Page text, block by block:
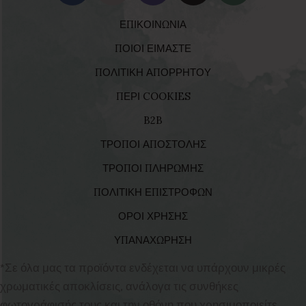
ΕΠΙΚΟΙΝΩΝΙΑ
ΠΟΙΟΙ ΕΙΜΑΣΤΕ
ΠΟΛΙΤΙΚΗ ΑΠΟΡΡΗΤΟΥ
ΠΕΡΙ COOKIES
B2B
ΤΡΟΠΟΙ ΑΠΟΣΤΟΛΗΣ
ΤΡΟΠΟΙ ΠΛΗΡΩΜΗΣ
ΠΟΛΙΤΙΚΗ ΕΠΙΣΤΡΟΦΩΝ
ΟΡΟΙ ΧΡΗΣΗΣ
ΥΠΑΝΑΧΩΡΗΣΗ
χρωματικές αποκλίσεις, ανάλογα τις συνθήκες